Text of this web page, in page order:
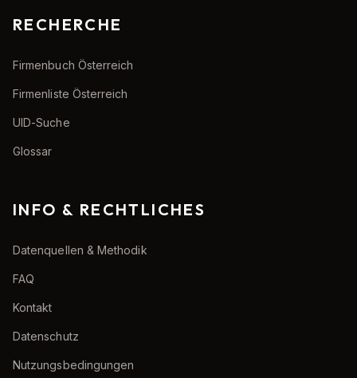
RECHERCHE
Firmenbuch Österreich
Firmenliste Österreich
UID-Suche
Glossar
INFO & RECHTLICHES
Datenquellen & Methodik
FAQ
Kontakt
Datenschutz
Nutzungsbedingungen